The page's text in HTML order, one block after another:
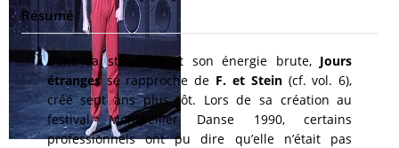
Résumé
Dans sa stridence et son énergie brute, Jours
étrangesse rapproche de F. et Stein(cf. vol. 6),
créé sept ans plus tôt. Lors de sa création au
festival Montpellier Danse 1990, certains
professionnels ont pu dire qu’elle n’était pas